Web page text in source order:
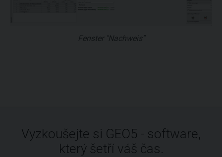
Fenster "Nachweis"
Vyzkoušejte si GEO5 - software,
který šetří váš čas.